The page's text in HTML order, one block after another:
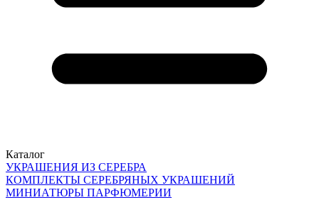
Каталог
УКРАШЕНИЯ ИЗ СЕРЕБРА
КОМПЛЕКТЫ СЕРЕБРЯНЫХ УКРАШЕНИЙ
МИНИАТЮРЫ ПАРФЮМЕРИИ